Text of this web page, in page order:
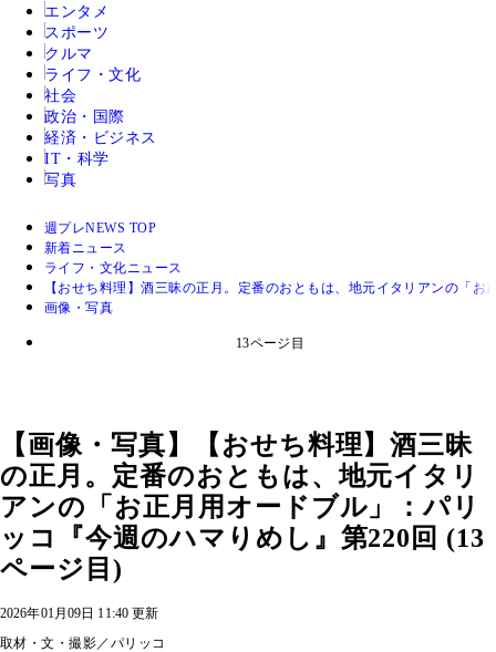
エンタメ
スポーツ
クルマ
ライフ・文化
社会
政治・国際
経済・ビジネス
IT・科学
写真
週プレNEWS TOP
新着ニュース
ライフ・文化ニュース
【おせち料理】酒三昧の正月。定番のおともは、地元イタリアンの「
画像・写真
13ページ目
【画像・写真】【おせち料理】酒三昧
の正月。定番のおともは、地元イタリ
アンの「お正月用オードブル」：パリ
ッコ『今週のハマりめし』第220回 (13
ページ目)
2026年01月09日 11:40 更新
取材・文・撮影／パリッコ